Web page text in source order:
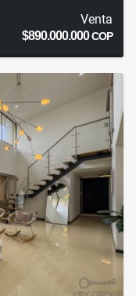
Venta
$890.000.000COP